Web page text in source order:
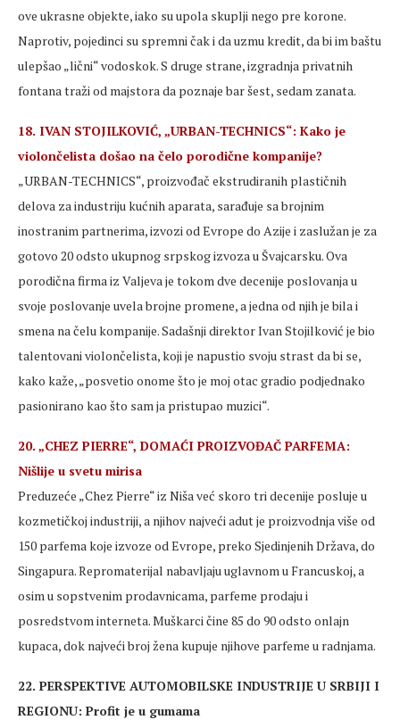
ove ukrasne objekte, iako su upola skuplji nego pre korone.
Naprotiv, pojedinci su spremni čak i da uzmu kredit, da bi im baštu
ulepšao „lični“ vodoskok. S druge strane, izgradnja privatnih
fontana traži od majstora da poznaje bar šest, sedam zanata.
18. IVAN STOJILKOVIĆ, „URBAN-TECHNICS“: Kako je
violončelista došao na čelo porodične kompanije?
„URBAN-TECHNICS“, proizvođač ekstrudiranih plastičnih
delova za industriju kućnih aparata, sarađuje sa brojnim
inostranim partnerima, izvozi od Evrope do Azije i zaslužan je za
gotovo 20 odsto ukupnog srpskog izvoza u Švajcarsku. Ova
porodična firma iz Valjeva je tokom dve decenije poslovanja u
svoje poslovanje uvela brojne promene, a jedna od njih je bila i
smena na čelu kompanije. Sadašnji direktor Ivan Stojilković je bio
talentovani violončelista, koji je napustio svoju strast da bi se,
kako kaže, „posvetio onome što je moj otac gradio podjednako
pasionirano kao što sam ja pristupao muzici“.
20. „CHEZ PIERRE“, DOMAĆI PROIZVOĐAČ PARFEMA:
Nišlije u svetu mirisa
Preduzeće „Chez Pierre“ iz Niša već skoro tri decenije posluje u
kozmetičkoj industriji, a njihov najveći adut je proizvodnja više od
150 parfema koje izvoze od Evrope, preko Sjedinjenih Država, do
Singapura. Repromaterijal nabavljaju uglavnom u Francuskoj, a
osim u sopstvenim prodavnicama, parfeme prodaju i
posredstvom interneta. Muškarci čine 85 do 90 odsto onlajn
kupaca, dok najveći broj žena kupuje njihove parfeme u radnjama.
22. PERSPEKTIVE AUTOMOBILSKE INDUSTRIJE U SRBIJI I
REGIONU: Profit je u gumama